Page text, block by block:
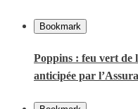
Bookmark
Poppins : feu vert de
anticipée par